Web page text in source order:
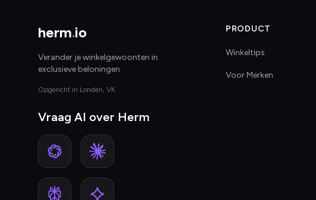
herm.io
Verander je winkelgewoonten in
exclusieve beloningen
Opgericht in Londen, VK
Vraag AI over Herm
PRODUCT
Winkeltips
Voor Merken